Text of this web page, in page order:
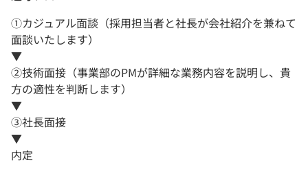
①カジュアル面談（採用担当者と社長が会社紹介を兼ねて
面談いたします）
▼
②技術面接（事業部のPMが詳細な業務内容を説明し、貴
方の適性を判断します）
▼
③社長面接
▼
内定